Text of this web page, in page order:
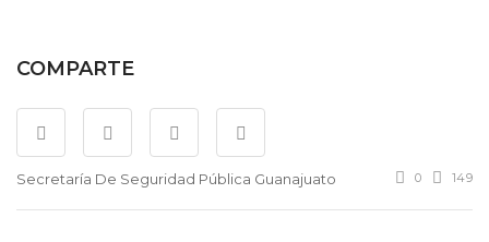
COMPARTE
Secretaría De Seguridad Pública Guanajuato 0 149